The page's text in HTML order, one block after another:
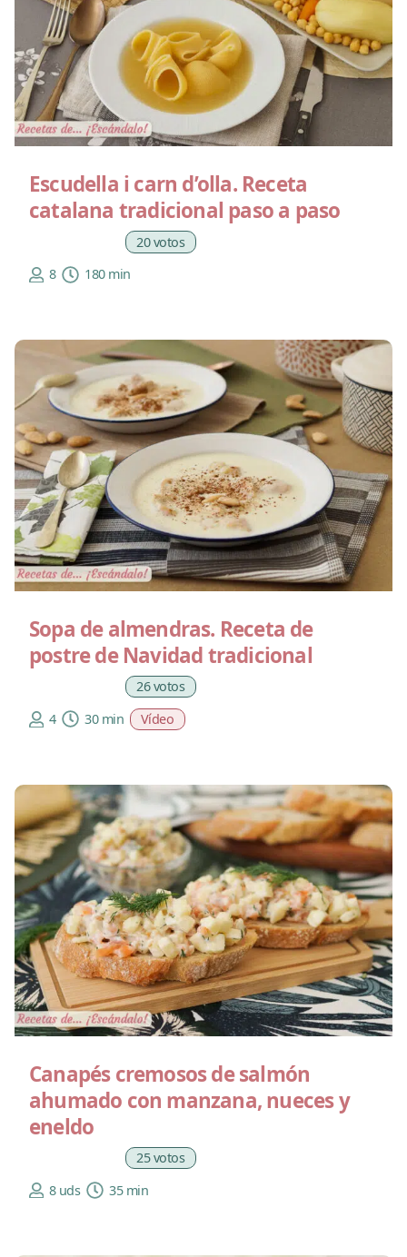
Escudella i carn d’olla. Receta
catalana tradicional paso a paso
20 votos
8
180 min
Sopa de almendras. Receta de
postre de Navidad tradicional
26 votos
4
30 min Vídeo
Canapés cremosos de salmón
ahumado con manzana, nueces y
eneldo
25 votos
8 uds
35 min